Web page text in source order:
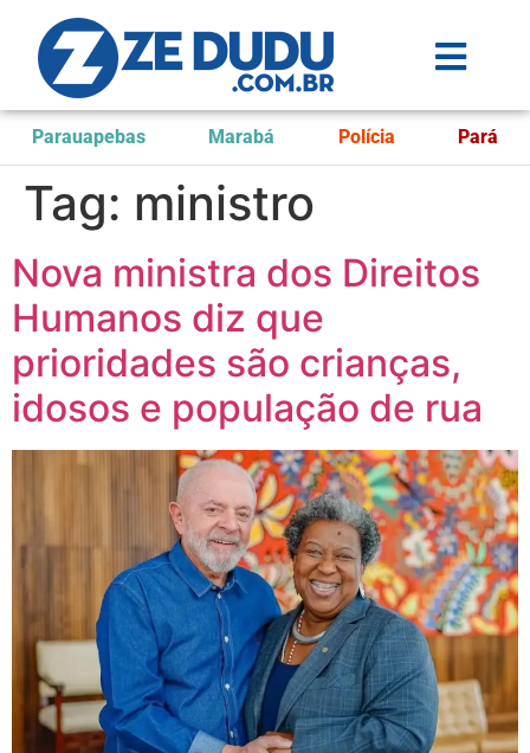
Parauapebas Marabá Polícia Pará
Tag: ministro
Nova ministra dos Direitos
Humanos diz que
prioridades são crianças,
idosos e população de rua